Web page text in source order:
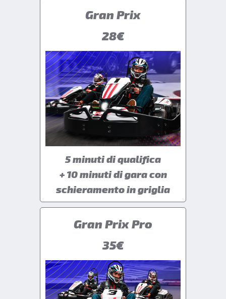
Gran Prix
28€
5 minuti di qualifica
+ 10 minuti di gara con
schieramento in griglia
Gran Prix Pro
35€